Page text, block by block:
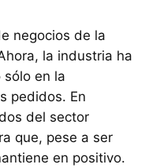
negocios de la
la industria ha
en la
pedidos. En
del sector
que, pese a ser
en positivo.